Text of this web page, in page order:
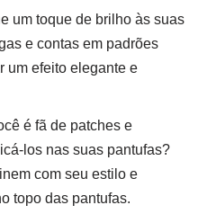
um toque de brilho às suas
e contas em padrões
um efeito elegante e
é fã de patches e
los nas suas pantufas?
com seu estilo e
topo das pantufas.